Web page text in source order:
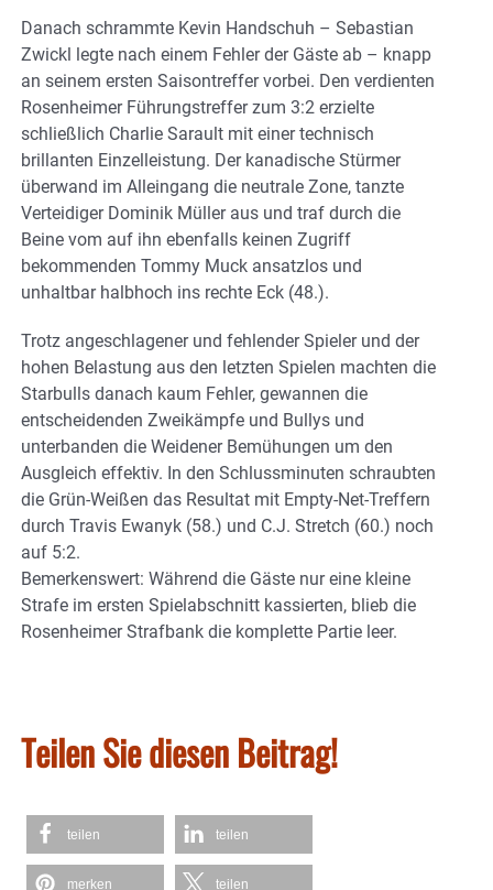
Danach schrammte Kevin Handschuh – Sebastian
Zwickl legte nach einem Fehler der Gäste ab – knapp
an seinem ersten Saisontreffer vorbei. Den verdienten
Rosenheimer Führungstreffer zum 3:2 erzielte
schließlich Charlie Sarault mit einer technisch
brillanten Einzelleistung. Der kanadische Stürmer
überwand im Alleingang die neutrale Zone, tanzte
Verteidiger Dominik Müller aus und traf durch die
Beine vom auf ihn ebenfalls keinen Zugriff
bekommenden Tommy Muck ansatzlos und
unhaltbar halbhoch ins rechte Eck (48.).
Trotz angeschlagener und fehlender Spieler und der
hohen Belastung aus den letzten Spielen machten die
Starbulls danach kaum Fehler, gewannen die
entscheidenden Zweikämpfe und Bullys und
unterbanden die Weidener Bemühungen um den
Ausgleich effektiv. In den Schlussminuten schraubten
die Grün-Weißen das Resultat mit Empty-Net-Treffern
durch Travis Ewanyk (58.) und C.J. Stretch (60.) noch
auf 5:2.
Bemerkenswert: Während die Gäste nur eine kleine
Strafe im ersten Spielabschnitt kassierten, blieb die
Rosenheimer Strafbank die komplette Partie leer.
Teilen Sie diesen Beitrag!
teilen teilen
merken teilen